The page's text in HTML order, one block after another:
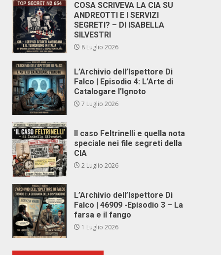
COSA SCRIVEVA LA CIA SU
ANDREOTTI E I SERVIZI
SEGRETI? – DI ISABELLA
SILVESTRI
8 Luglio 2026
L’Archivio dell’Ispettore Di
Falco | Episodio 4: L’Arte di
Catalogare l’Ignoto
7 Luglio 2026
Il caso Feltrinelli e quella nota
speciale nei file segreti della
CIA
2 Luglio 2026
L’Archivio dell’Ispettore Di
Falco | 46909 -Episodio 3 – La
farsa e il fango
1 Luglio 2026